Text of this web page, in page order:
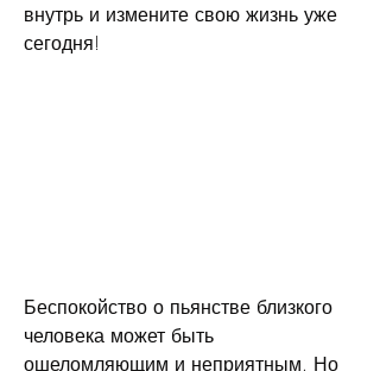
внутрь и измените свою жизнь уже
сегодня!
Беспокойство о пьянстве близкого
человека может быть
ошеломляющим и неприятным. Но